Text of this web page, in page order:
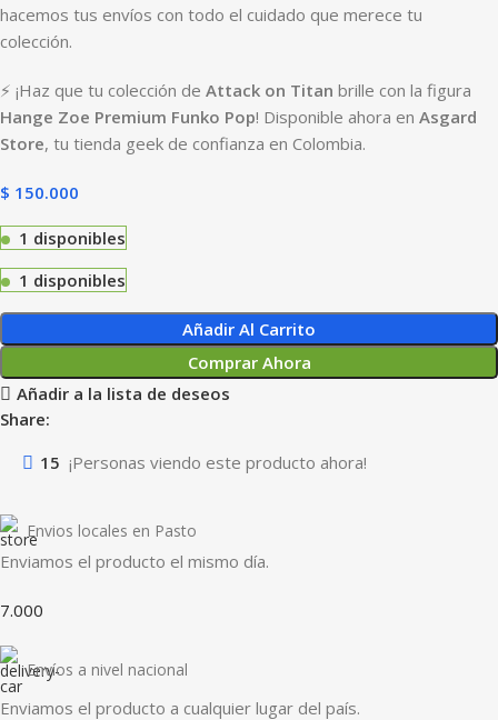
hacemos tus envíos con todo el cuidado que merece tu
colección.
⚡ ¡Haz que tu colección de Attack on Titan brille con la figura
Hange Zoe Premium Funko Pop! Disponible ahora en Asgard
Store, tu tienda geek de confianza en Colombia.
$ 150.000
1 disponibles
1 disponibles
Añadir Al Carrito
Comprar Ahora
Añadir a la lista de deseos
Share:
15 ¡Personas viendo este producto ahora!
Envios locales en Pasto
Enviamos el producto el mismo día.
7.000
Envíos a nivel nacional
Enviamos el producto a cualquier lugar del país.